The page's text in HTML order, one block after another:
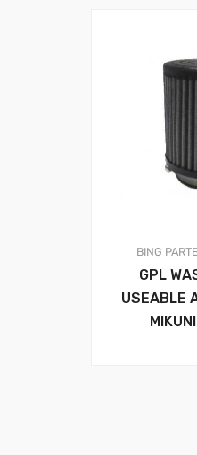
BING
GPL
USEABLE